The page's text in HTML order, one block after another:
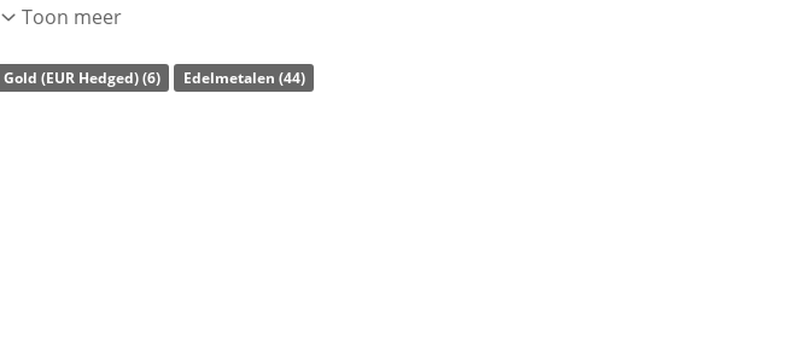
replicates the performance of the underlying index with a collateralised
Toon meer
Gold (EUR Hedged) (6) Edelmetalen (44)